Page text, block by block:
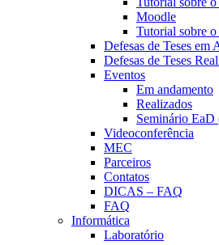
Moodle
Tutorial sobre
Defesas de Teses em
Defesas de Teses
Eventos
Em andamento
Realizados
Seminário EaD
Videoconferência
MEC
Parceiros
Contatos
DICAS – FAQ
FAQ
Informática
Laboratório